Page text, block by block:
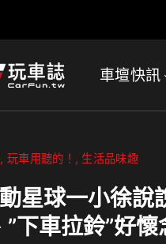
車壇快訊
玩車用聽的！ 生活品味趣
動星球⼀小徐
”下車拉鈴”好